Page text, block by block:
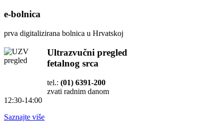
e-bolnica
prva digitalizirana bolnica u Hrvatskoj
Ultrazvučni pregled
fetalnog srca
tel.: (01) 6391-200
zvati radnim danom
12:30-14:00
Saznajte više